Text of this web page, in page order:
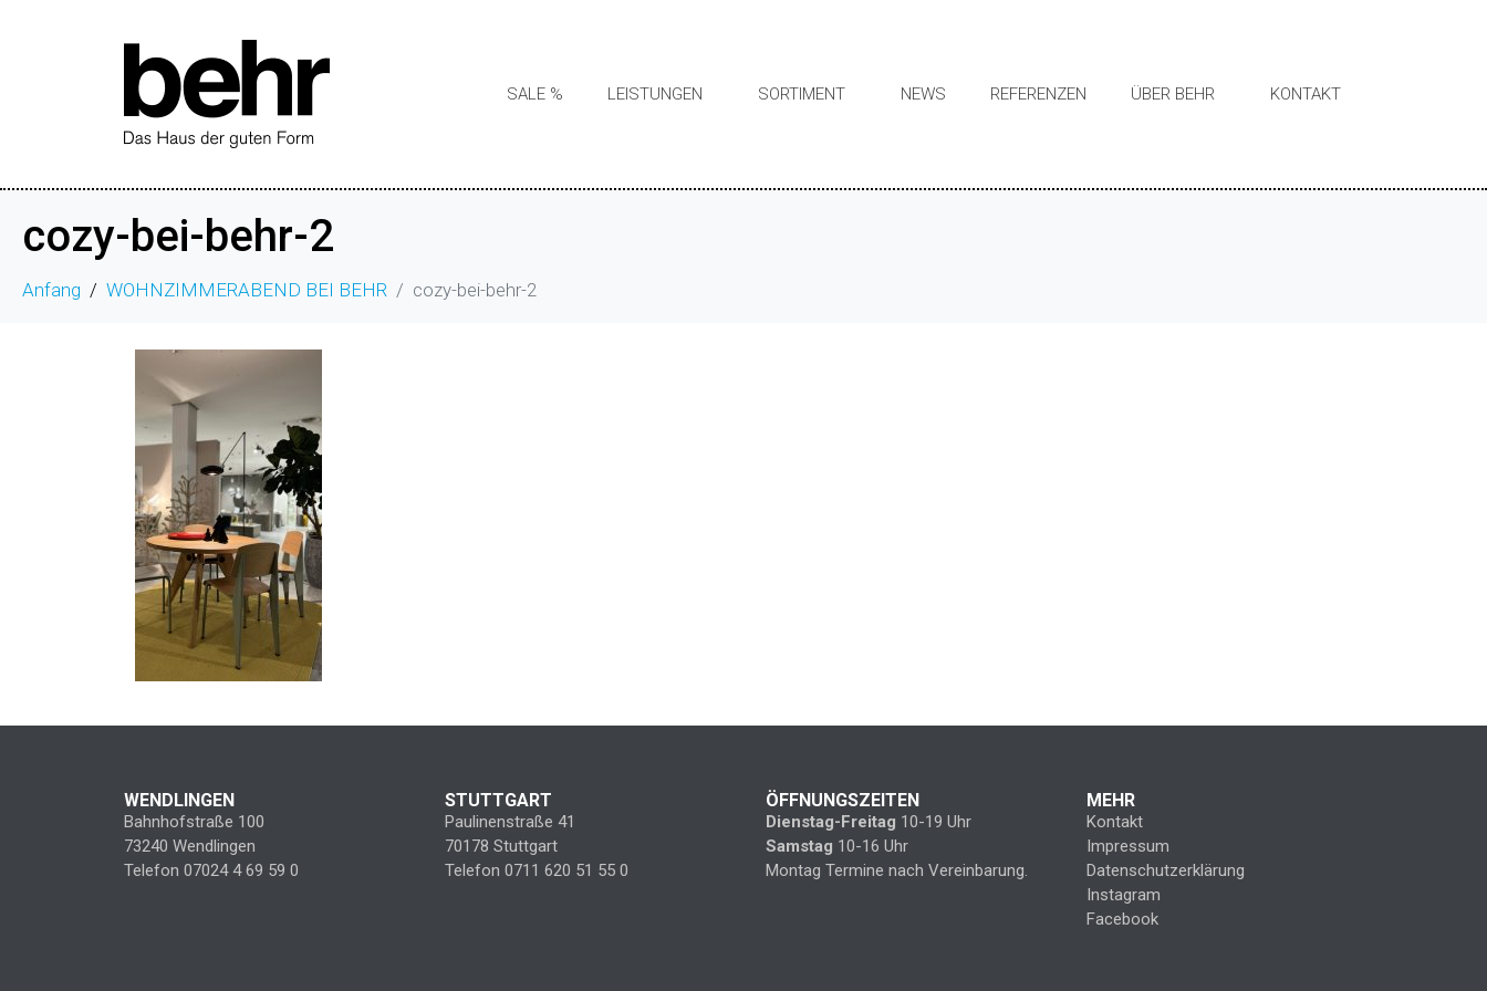
SALE % LEISTUNGEN SORTIMENT NEWS REFERENZEN ÜBER BEHR KONTAKT
cozy-bei-behr-2
Anfang WOHNZIMMERABEND BEI BEHR cozy-bei-behr-2
WENDLINGEN
Bahnhofstraße 100
73240 Wendlingen
Telefon 07024 4 69 59 0
STUTTGART
Paulinenstraße 41
70178 Stuttgart
Telefon 0711 620 51 55 0
ÖFFNUNGSZEITEN
Dienstag-Freitag 10-19 Uhr
Samstag 10-16 Uhr
Montag Termine nach Vereinbarung.
MEHR
Kontakt
Impressum
Datenschutzerklärung
Instagram
Facebook